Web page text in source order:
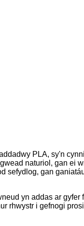
PLA, sy'n
naturiol, gan ei
gan
yn addas ar
rhwystr i gefnogi